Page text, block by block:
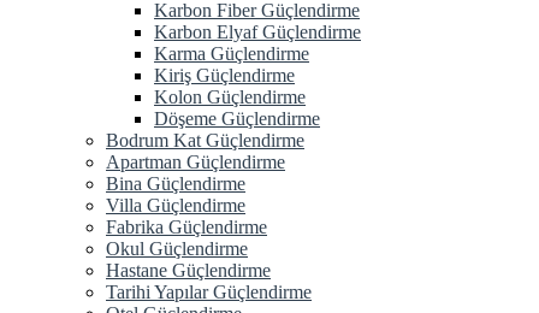
Karbon Fiber Güçlendirme
Karbon Elyaf Güçlendirme
Karma Güçlendirme
Kiriş Güçlendirme
Kolon Güçlendirme
Döşeme Güçlendirme
Bodrum Kat Güçlendirme
Apartman Güçlendirme
Bina Güçlendirme
Villa Güçlendirme
Fabrika Güçlendirme
Okul Güçlendirme
Hastane Güçlendirme
Tarihi Yapılar Güçlendirme